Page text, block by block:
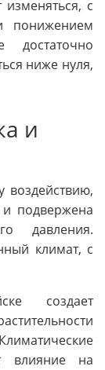
с
понижением
достаточно
ниже нуля,
и
воздействию,
и подвержена
давления.
климат, с
создает
влияние на